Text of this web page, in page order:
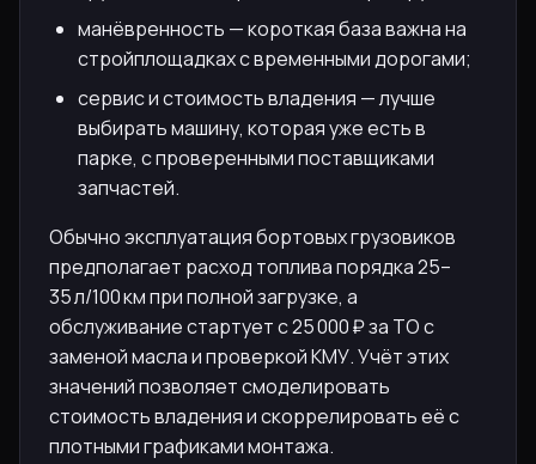
манёвренность — короткая база важна на
стройплощадках с временными дорогами;
сервис и стоимость владения — лучше
выбирать машину, которая уже есть в
парке, с проверенными поставщиками
запчастей.
Обычно эксплуатация бортовых грузовиков
предполагает расход топлива порядка 25–
35 л/100 км при полной загрузке, а
обслуживание стартует с 25 000 ₽ за ТО с
заменой масла и проверкой КМУ. Учёт этих
значений позволяет смоделировать
стоимость владения и скоррелировать её с
плотными графиками монтажа.